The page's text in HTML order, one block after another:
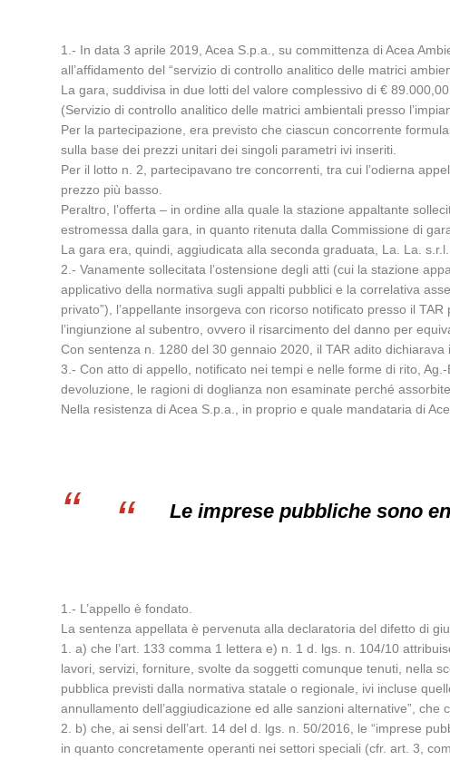
1.- In data 3 aprile 2019, Acea S.p.a., su committenza di Acea
all’affidamento del “servizio di controllo analitico delle matrici
La gara, suddivisa in due lotti del valore complessivo di €
(Servizio di controllo analitico delle matrici ambientali presso
Per la partecipazione, era previsto che ciascun concorrente
sulla base dei prezzi unitari dei singoli parametri ivi inseriti.
Per il lotto n. 2, partecipavano tre concorrenti, tra cui l’odierna
prezzo più basso.
Peraltro, l’offerta – in ordine alla quale la stazione appaltante
estromessa dalla gara, in quanto ritenuta dalla Commissione di
La gara era, quindi, aggiudicata alla seconda graduata, La. La. s.r.l..
2.- Vanamente sollecitata l’ostensione degli atti (cui la stazione
applicativo della normativa sugli appalti pubblici e la correlativa
privato”), l’appellante insorgeva con ricorso notificato presso il
l’ingiunzione al subentro, ovvero il risarcimento del danno per
Con sentenza n. 1280 del 30 gennaio 2020, il TAR adito
3.- Con atto di appello, notificato nei tempi e nelle forme di rito,
devoluzione, le ragioni di doglianza non esaminate perché
Nella resistenza di Acea S.p.a., in proprio e quale mandataria di
Le imprese pubbliche sono
1.- L’appello è fondato.
La sentenza appellata è pervenuta alla declaratoria del difetto di
1. a) che l’art. 133 comma 1 lettera e) n. 1 d. lgs. n. 104/10
lavori, servizi, forniture, svolte da soggetti comunque tenuti, nella
pubblica previsti dalla normativa statale o regionale, ivi incluse
annullamento dell’aggiudicazione ed alle sanzioni alternative”,
2. b) che, ai sensi dell’art. 14 del d. lgs. n. 50/2016, le “imprese
in quanto concretamente operanti nei settori speciali (cfr. art. 3,